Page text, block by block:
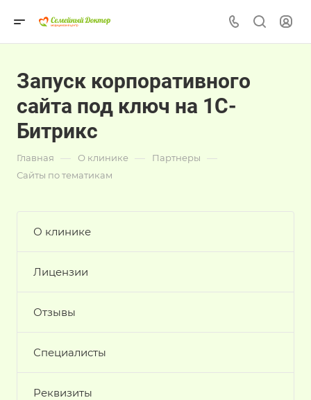
Запуск корпоративного
сайта под ключ на 1С-
Битрикс
Главная — О клинике — Партнеры —
Сайты по тематикам
О клинике
Лицензии
Отзывы
Специалисты
Реквизиты